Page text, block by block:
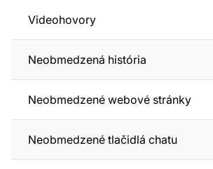
Videohovory
Neobmedzená história
Neobmedzené webové stránky
Neobmedzené tlačidlá chatu